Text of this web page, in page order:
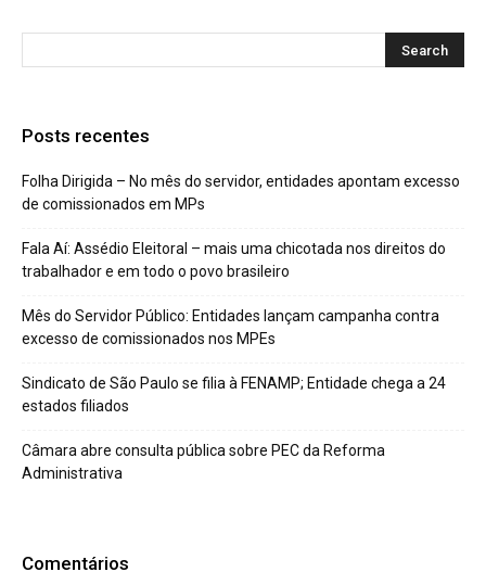
Posts recentes
Folha Dirigida – No mês do servidor, entidades apontam excesso
de comissionados em MPs
Fala Aí: Assédio Eleitoral – mais uma chicotada nos direitos do
trabalhador e em todo o povo brasileiro
Mês do Servidor Público: Entidades lançam campanha contra
excesso de comissionados nos MPEs
Sindicato de São Paulo se filia à FENAMP; Entidade chega a 24
estados filiados
Câmara abre consulta pública sobre PEC da Reforma
Administrativa
Comentários